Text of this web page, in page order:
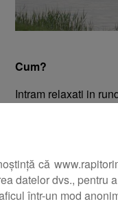
că
datelor dvs., pentru
într-un mod
Cum?
Intram relaxati in
putem din rezultat.
salai”, iar eu